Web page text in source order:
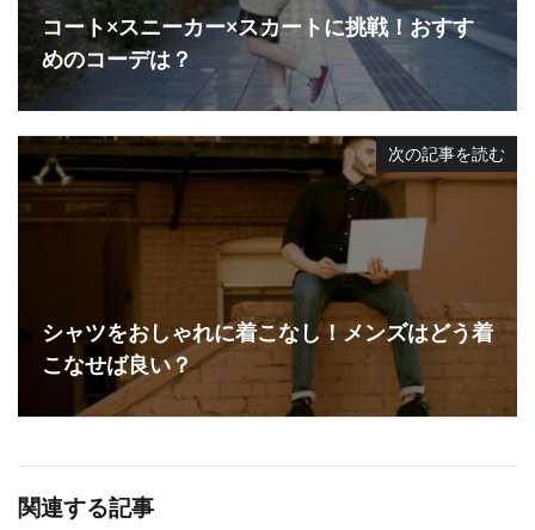
コート×スニーカー×スカートに挑戦！おすす
めのコーデは？
次の記事を読む
シャツをおしゃれに着こなし！メンズはどう着
こなせば良い？
関連する記事